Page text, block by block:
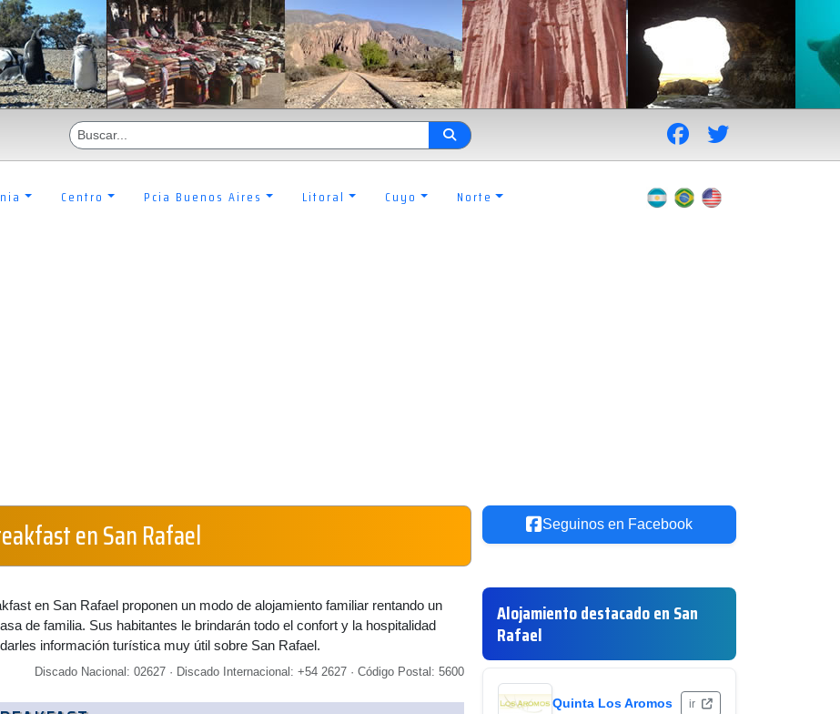
Centro Pcia Buenos Aires Litoral Cuyo Norte
en San Rafael
en San Rafael proponen un modo de alojamiento familiar rentando un
de familia. Sus habitantes le brindarán todo el confort y la hospitalidad
información turística muy útil sobre San Rafael.
Discado Nacional: 02627 · Discado Internacional: +54 2627 · Código Postal: 5600
Seguinos en Facebook
Alojamiento destacado en San
Rafael
Quinta Los Aromos ir